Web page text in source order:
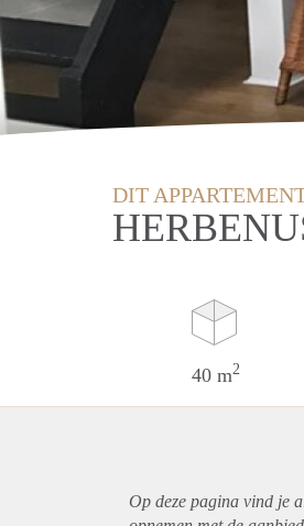
DIT
40 m2
Op deze pagina vind je